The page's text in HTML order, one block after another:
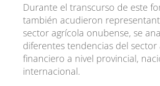
Durante el transcurso de este
también acudieron
sector agrícola onubense, se
diferentes tendencias del sector
financiero a nivel provincial,
internacional.